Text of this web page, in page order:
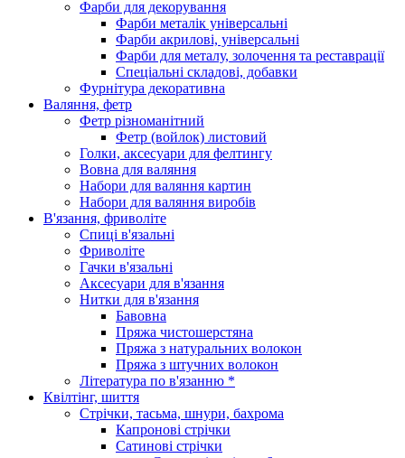
Фарби для декорування
Фарби металік універсальні
Фарби акрилові, універсальні
Фарби для металу, золочення та реставрації
Спеціальні складові, добавки
Фурнітура декоративна
Валяння, фетр
Фетр різноманітний
Фетр (войлок) листовий
Голки, аксесуари для фелтингу
Вовна для валяння
Набори для валяння картин
Набори для валяння виробів
В'язання, фриволіте
Спиці в'язальні
Фриволіте
Гачки в'язальні
Аксесуари для в'язання
Нитки для в'язання
Бавовна
Пряжа чистошерстяна
Пряжа з натуральних волокон
Пряжа з штучних волокон
Література по в'язанню *
Квілтінг, шиття
Стрічки, тасьма, шнури, бахрома
Капронові стрічки
Сатинові стрічки